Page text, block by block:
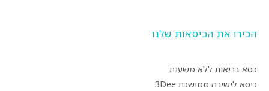
הכירו את הכיסאות שלנו
כסא בריאות ללא משענת
כיסא לישיבה ממושכת 3Dee